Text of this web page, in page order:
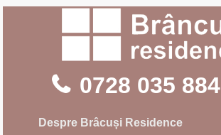
0728 035 884
Despre Brâcuși Residence